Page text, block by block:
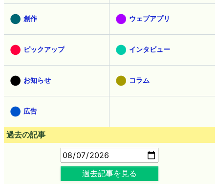
創作 ウェブアプリ
ピックアップ インタビュー
お知らせ コラム
広告
過去の記事
過去記事を見る